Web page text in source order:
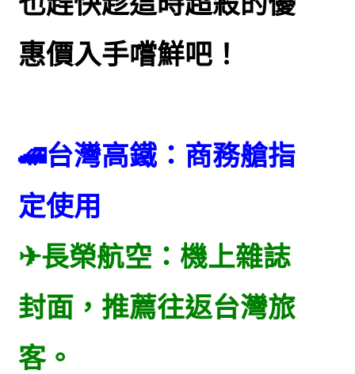
惠價入手嚐鮮吧！
🚄台灣高鐵：商務艙指
定使用
✈長榮航空： 機上雜誌
封面，推薦往返台灣旅
客。